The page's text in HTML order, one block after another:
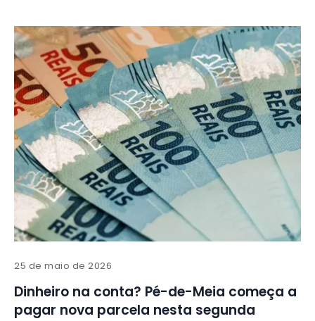
25 de maio de 2026
Dinheiro na conta? Pé-de-Meia começa a
pagar nova parcela nesta segunda